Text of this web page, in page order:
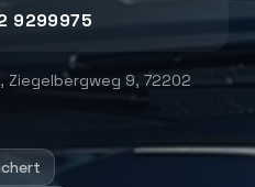
9299975
, Ziegelbergweg 9, 72202